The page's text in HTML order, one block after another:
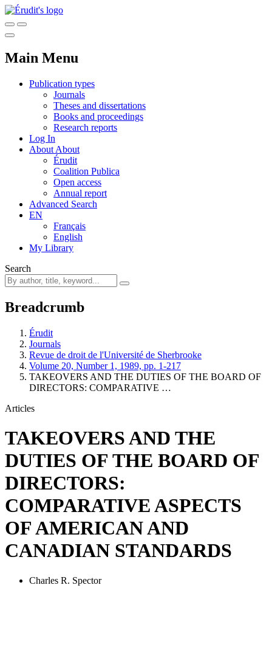
Main Menu
Publication types
Journals
Theses and dissertations
Books and proceedings
Research reports
Log In
About About
Érudit
Coalition Publica
Open access
Annual report
Advanced Search
EN
Français
English
My Library
Search
Breadcrumb
Érudit
Journals
Revue de droit de l'Université de Sherbrooke
Volume 20, Number 1, 1989, pp. 1-217
TAKEOVERS AND THE DUTIES OF THE BOARD OF
DIRECTORS: COMPARATIVE …
Articles
TAKEOVERS AND THE
DUTIES OF THE BOARD OF
DIRECTORS:
COMPARATIVE ASPECTS
OF AMERICAN AND
CANADIAN STANDARDS
Charles R. Spector